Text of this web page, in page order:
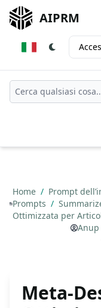
AIPRM
Home / Prompt
Prompts /
Ottimizzata per
Meta-